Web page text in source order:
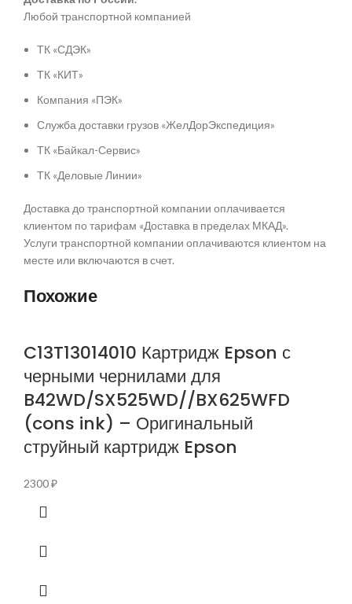
Любой транспортной компанией
ТК «СДЭК»
ТК «КИТ»
Компания «ПЭК»
Служба доставки грузов «ЖелДорЭкспедиция»
ТК «Байкал-Сервис»
ТК «Деловые Линии»
Доставка до транспортной компании оплачивается
клиентом по тарифам «Доставка в пределах МКАД».
Услуги транспортной компании оплачиваются клиентом на
месте или включаются в счет.
Похожие
C13T13014010 Картридж Epson с
черными чернилами для
B42WD/SX525WD//BX625WFD
(cons ink) – Оригинальный
струйный картридж Epson
2300₽